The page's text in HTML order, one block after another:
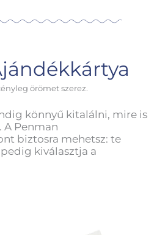
örömet szerez.
könnyű kitalálni, mire is
A Penman
biztosra mehetsz: te
kiválasztja a